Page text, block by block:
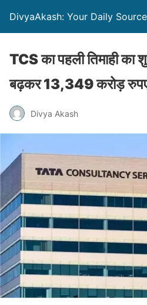
DivyaAkash: Your Daily
TCS का पहली तिमाही का
बढ़कर 13,349 करोड़
Divya Akash